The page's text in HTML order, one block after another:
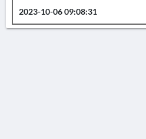
2023-10-06 09:08:31